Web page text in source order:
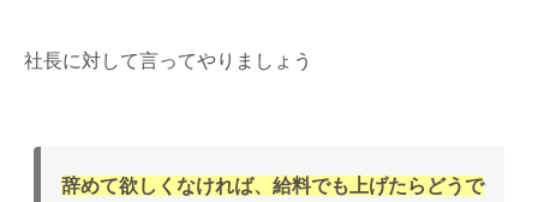
社長に対して言ってやりましょう
辞めて欲しくなければ、給料でも上げたらどうで